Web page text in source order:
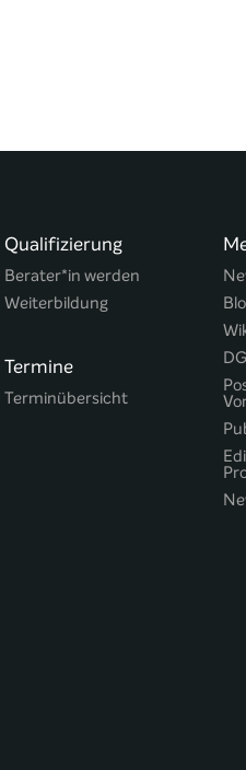
Qualifizierung
Berater*in werden
Weiterbildung
Termine
Terminübersicht